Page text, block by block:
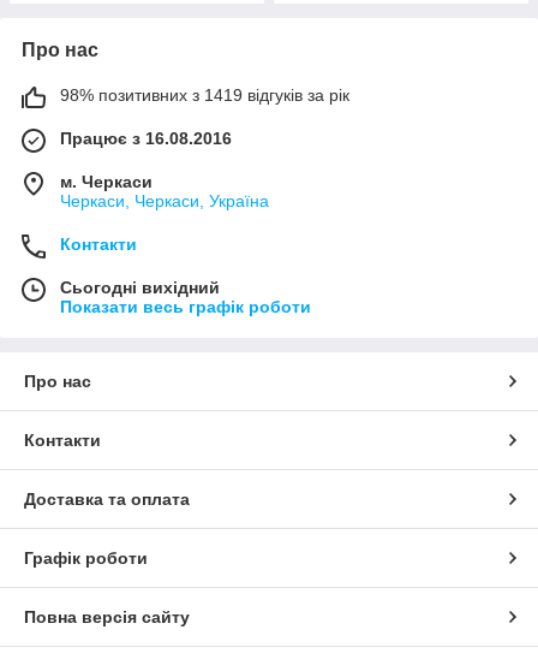
Про нас
98% позитивних з 1419 відгуків за рік
Працює з 16.08.2016
м. Черкаси
Черкаси, Черкаси, Україна
Контакти
Сьогодні вихідний
Показати весь графік роботи
Про нас
Контакти
Доставка та оплата
Графік роботи
Повна версія сайту